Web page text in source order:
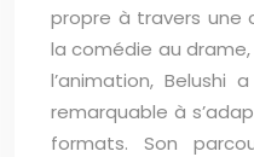
propre à travers une
la comédie au
l’animation, Belushi
remarquable à
formats. Son